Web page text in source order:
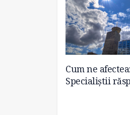
Cum ne
Specialiștii